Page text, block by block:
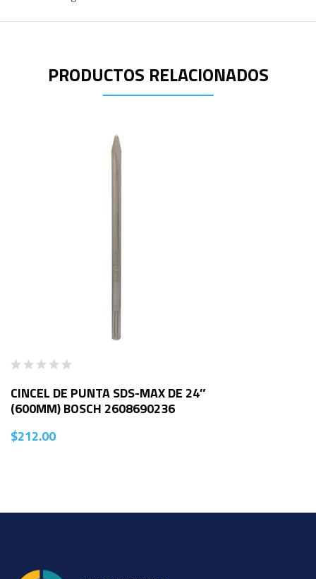
PRODUCTOS RELACIONADOS
CINCEL DE PUNTA SDS-MAX DE 24″
(600MM) BOSCH 2608690236
$212.00